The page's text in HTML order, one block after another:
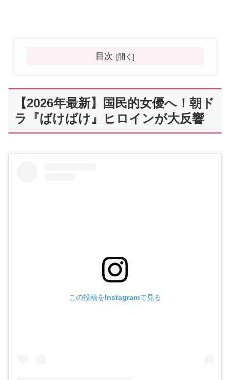
目次
【2026年最新】国民的女優へ！朝ド
ラ『ばけばけ』ヒロインが大反響
この投稿をInstagramで見る